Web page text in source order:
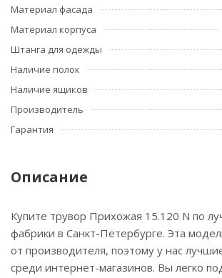
Материал фасада
Материал корпуса
Штанга для одежды
Наличие полок
Наличие ящиков
Производитель
Гарантия
Описание
Купите трувор Прихожая 15.120 N по
фабрики в Санкт-Петербурге. Эта
от производителя, поэтому у нас
среди интернет-магазинов. Вы легко